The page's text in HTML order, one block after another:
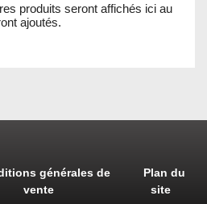
produits seront affichés ici au
ajoutés.
générales de
vente
Plan du
site